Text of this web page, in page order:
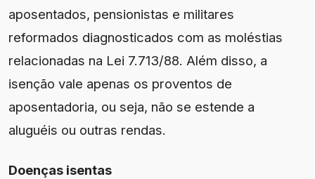
aposentados, pensionistas e militares
reformados diagnosticados com as moléstias
relacionadas na Lei 7.713/88. Além disso, a
isenção vale apenas os proventos de
aposentadoria, ou seja, não se estende a
aluguéis ou outras rendas.
Doenças isentas